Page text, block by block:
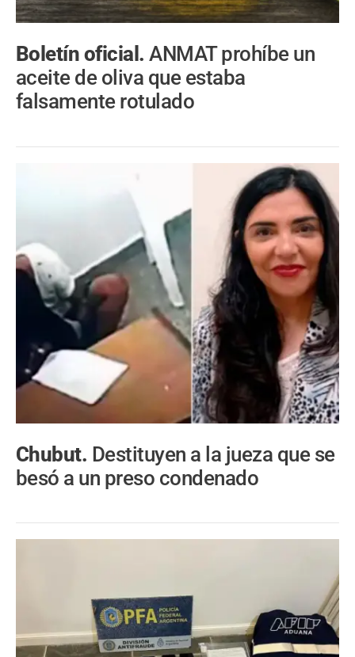
Boletín oficial.ANMAT prohíbe un
aceite de oliva que estaba
falsamente rotulado
Chubut. Destituyen a la jueza que se
besó a un preso condenado